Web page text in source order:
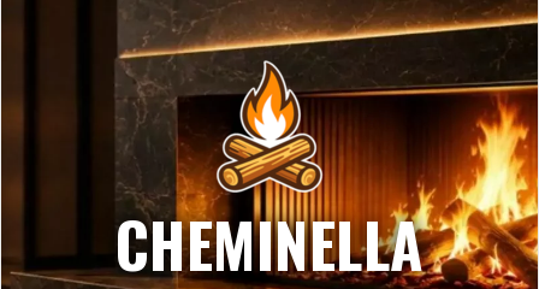
CHEMINELLA